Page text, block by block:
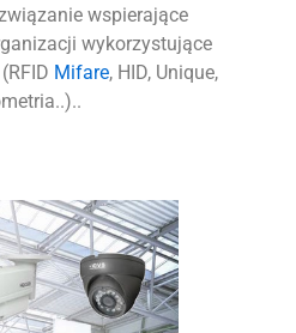
wspierające
wykorzystujące
Mifare, HID, Unique,